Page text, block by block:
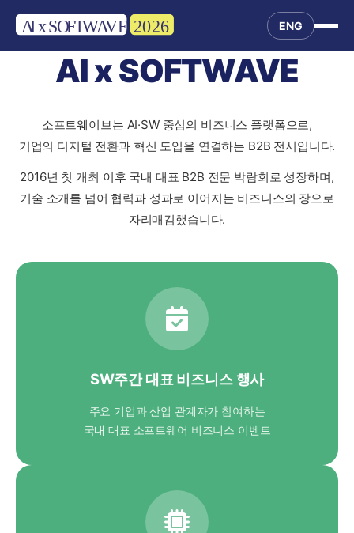
ENG
AI x SOFTWAVE
소프트웨이브는 AI·SW 중심의 비즈니스 플랫폼으로,
기업의 디지털 전환과 혁신 도입을 연결하는 B2B 전시입니다.
2016년 첫 개최 이후 국내 대표 B2B 전문 박람회로 성장하며,
기술 소개를 넘어 협력과 성과로 이어지는 비즈니스의 장으로
자리매김했습니다.
SW주간 대표 비즈니스 행사
주요 기업과 산업 관계자가 참여하는
국내 대표 소프트웨어 비즈니스 이벤트